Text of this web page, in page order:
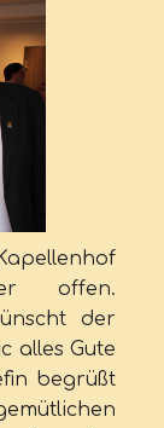
offen.
der
alles Gute
begrüßt